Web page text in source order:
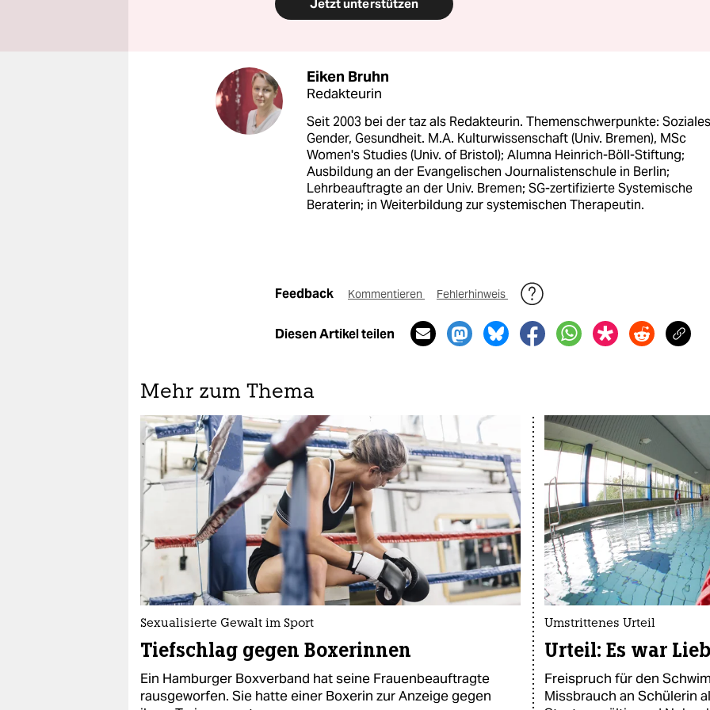
Jetzt unterstützen
Eiken Bruhn
Redakteurin
Seit 2003 bei der taz als Redakteurin. Themenschwerpunkte:
Gender, Gesundheit. M.A. Kulturwissenschaft (Univ. Bremen), MSc
Women's Studies (Univ. of Bristol); Alumna Heinrich-Böll-Stiftung;
Ausbildung an der Evangelischen Journalistenschule in Berlin;
Lehrbeauftragte an der Univ. Bremen; SG-zertifizierte Systemische
Beraterin; in Weiterbildung zur systemischen Therapeutin.
Feedback Kommentieren Fehlerhinweis
Diesen Artikel teilen
Mehr zum Thema
Sexualisierte Gewalt im Sport
Tiefschlag gegen Boxerinnen
Ein Hamburger Boxverband hat seine Frauenbeauftragte
rausgeworfen. Sie hatte einer Boxerin zur Anzeige gegen
Umstrittenes Urteil
Urteil: Es war
Freispruch für den
Missbrauch an Schülerin